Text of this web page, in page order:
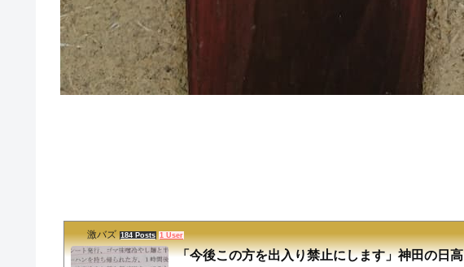
激バズ 184 Posts 1 User
「今後この方を出入り禁止にします」神田の日高